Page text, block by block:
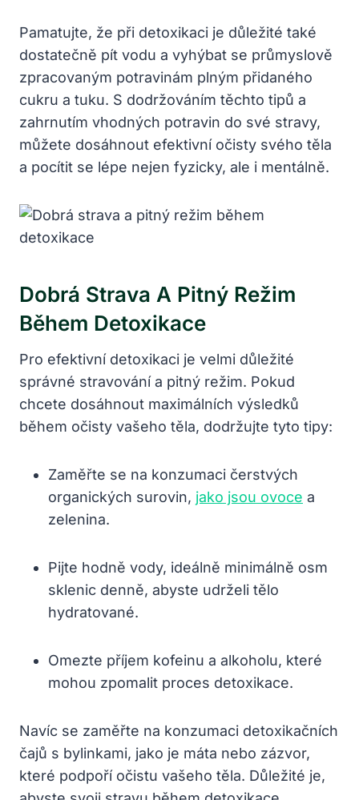
Pamatujte, ⁤že při detoxikaci ⁤je důležité také
dostatečně‍ pít vodu a ​vyhýbat se průmyslově‌
zpracovaným potravinám plným přidaného
cukru a tuku.⁤ S dodržováním těchto tipů‍ a
zahrnutím vhodných⁣ potravin do ⁤své​ stravy,
můžete dosáhnout efektivní očisty svého těla
a pocítit se⁣ lépe ‌nejen fyzicky,‍ ale i mentálně.
Dobrá Strava ​a​ Pitný Režim
Během Detoxikace
Pro efektivní detoxikaci je velmi důležité
správné stravování a ⁢pitný režim.‍ Pokud
chcete dosáhnout ‌maximálních⁣ výsledků
během očisty vašeho ⁤těla, dodržujte‌ tyto tipy:
Zaměřte se na konzumaci čerstvých
organických surovin,‍ jako jsou ovoce a
⁣zelenina.
Pijte hodně vody, ideálně minimálně ⁢osm​
sklenic denně, abyste udrželi tělo
hydratované.
Omezte​ příjem kofeinu a​ alkoholu, ​které
mohou ⁣zpomalit proces detoxikace.
Navíc se zaměřte na konzumaci detoxikačních
čajů s ‍bylinkami, jako je máta ⁣nebo zázvor,
které podpoří očistu vašeho ⁤těla. Důležité⁢ je,